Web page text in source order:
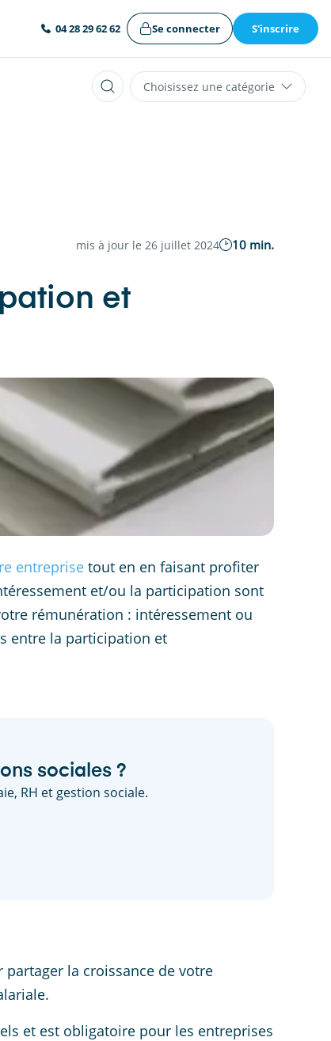
04 28 29 62 62 Se connecter S'inscrire
Choisissez une catégorie
mis à jour le 26 juillet 2024 10 min.
et
entreprise tout en en faisant profiter
et/ou la participation sont
rémunération : intéressement ou
entre la participation et
sociales ?
RH et gestion sociale.
la croissance de votre
et est obligatoire pour les entreprises